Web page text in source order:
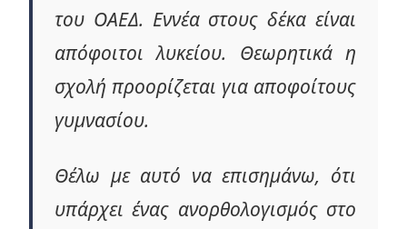
του ΟΑΕΔ. Εννέα στους δέκα είναι
απόφοιτοι λυκείου. Θεωρητικά η
σχολή προορίζεται για αποφοίτους
γυμνασίου.
Θέλω με αυτό να επισημάνω, ότι
υπάρχει ένας ανορθολογισμός στο